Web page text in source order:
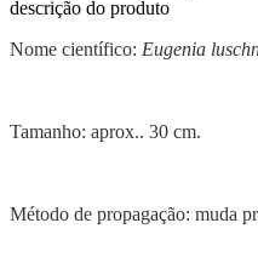
descrição do produto
Nome científico: Eugenia
Tamanho: aprox.. 30 cm.
Método de propagação: muda